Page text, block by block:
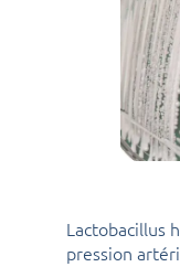
Lactobacillus
pression